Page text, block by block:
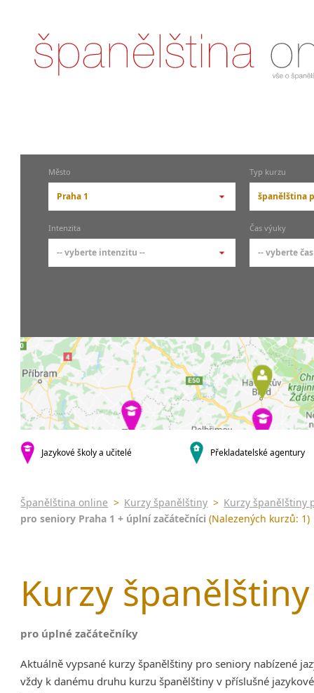
Město
Praha 1
-- vyberte město --
pražské městské části
Praha 10
krajská města
Brno
Plzeň
Liberec
Olomouc
malá města podle abecedy
Most
Sedlčany
Typ kurzu
španělština
-- vyberte
kurzy s
Online
Letní
Intenzita
-- vyberte intenzitu --
20 a více hodin týdně
Čas výuky
-- vyberte
Večerní
Noční
Jazykové školy a učitelé Překladatelské agentury
Španělština online > Kurzy španělštiny > Kurzy španělštiny
pro seniory Praha 1 + úplní začátečníci (Nalezených kurzů: 1)
Kurzy
pro úplné začátečníky
Aktuálně vypsané kurzy španělštiny pro seniory nabízené
vždy k danému druhu kurzu španělštiny v příslušné